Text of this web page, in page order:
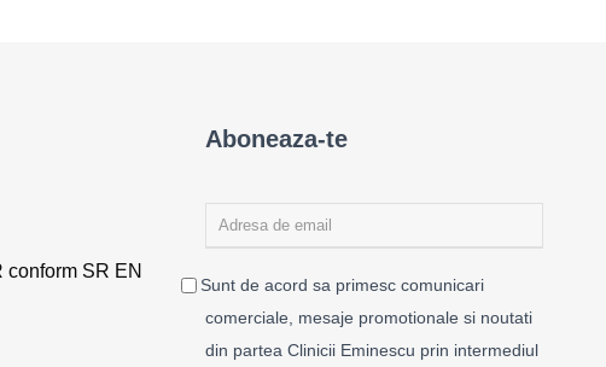
SR EN
Aboneaza-te
Sunt de acord sa primesc comunicari
comerciale, mesaje promotionale si noutati
din partea Clinicii Eminescu prin intermediul